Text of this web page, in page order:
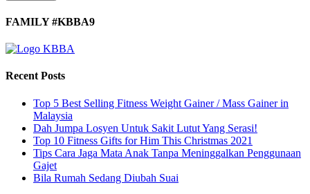
FAMILY #KBBA9
Recent Posts
Top 5 Best Selling Fitness Weight Gainer / Mass Gainer in
Malaysia
Dah Jumpa Losyen Untuk Sakit Lutut Yang Serasi!
Top 10 Fitness Gifts for Him This Christmas 2021
Tips Cara Jaga Mata Anak Tanpa Meninggalkan Penggunaan
Gajet
Bila Rumah Sedang Diubah Suai